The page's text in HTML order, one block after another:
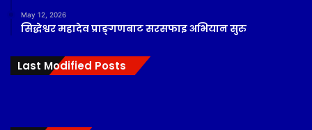
May 12, 2026
सिद्धेश्वर महादेव प्राङ्गणबाट सरसफाइ अभियान सुरु
Last Modified Posts